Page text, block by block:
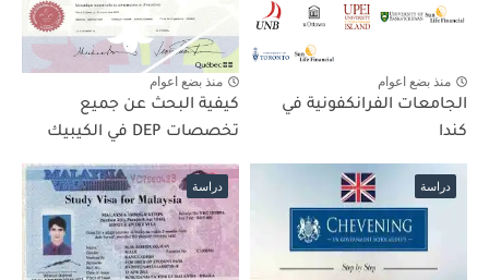
منذ بضع اعوام
الجامعات الفرانكفونية في
كندا
منذ بضع اعوام
كيفية البحث عن جميع
تخصصات DEP في الكيبيك
دراسة دراسة